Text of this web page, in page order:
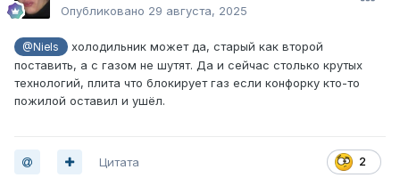
Опубликовано 29 августа, 2025
@Niels
холодильник может да, старый как второй
поставить, а с газом не шутят. Да и сейчас столько крутых
технологий, плита что блокирует газ если конфорку кто-то
пожилой оставил и ушёл.
2
Цитата